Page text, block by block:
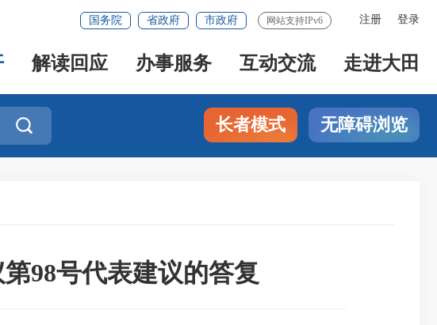
注册 登录
国务院 省政府 市政府 网站支持IPv6
解读回应 办事服务 互动交流 走进大田
 长者模式 无障碍浏览
98号代表建议的答复